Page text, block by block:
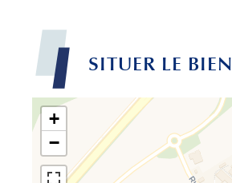
SITUER LE BIEN
+
−